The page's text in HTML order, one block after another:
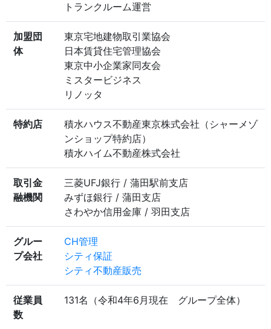
トランクルーム運営
加盟団
体
東京宅地建物取引業協会
日本賃貸住宅管理協会
東京中小企業家同友会
ミスタービジネス
リノッタ
特約店
積水ハウス不動産東京株式会社（シャーメゾ
ンショップ特約店）
積水ハイム不動産株式会社
取引金
融機関
三菱UFJ銀行 / 蒲田駅前支店
みずほ銀行 / 蒲田支店
さわやか信用金庫 / 羽田支店
グルー
プ会社
CH管理
シティ保証
シティ不動産販売
従業員
数
131名（令和4年6月現在 グループ全体）